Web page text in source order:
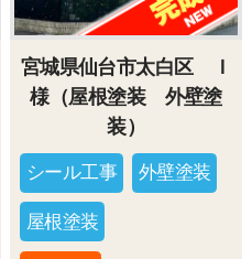
宮城県仙台市太白区 Ｉ
様（屋根塗装 外壁塗
装）
シール工事 外壁塗装
屋根塗装